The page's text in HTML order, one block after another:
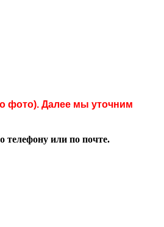
фото). Далее мы уточним
телефону или по почте.